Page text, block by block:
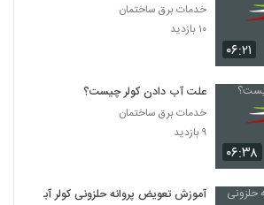
۰۶:۲۱
خدمات برق ساختمان
۱۰ بازدید
۰۶:۳۸
علت آب دادن کولر چیست؟
خدمات برق ساختمان
۹ بازدید
آموزش تعویض پروانه حلزونی کولر آبی